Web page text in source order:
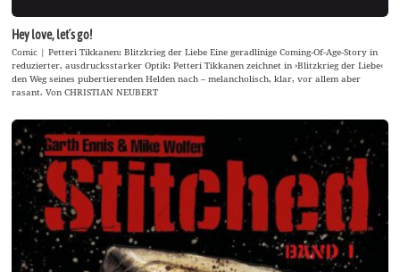
Hey love, let´s go!
Comic | Petteri Tikkanen: Blitzkrieg der Liebe Eine geradlinige Coming-Of-Age-Story in
reduzierter, ausdrucksstarker Optik: Petteri Tikkanen zeichnet in ›Blitzkrieg der Liebe‹
den Weg seines pubertierenden Helden nach – melancholisch, klar, vor allem aber
rasant. Von CHRISTIAN NEUBERT